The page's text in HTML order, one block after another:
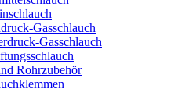
Gasschlauch
Gasschlauch
Rohrzubehör